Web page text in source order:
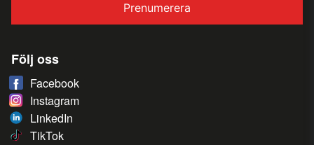
Prenumerera
Följ oss
Facebook
Instagram
LinkedIn
TikTok